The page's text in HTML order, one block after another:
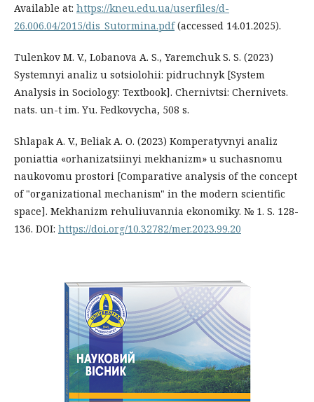
Available at: https://kneu.edu.ua/userfiles/d-
26.006.04/2015/dis_Sutormina.pdf(accessed 14.01.2025).
Tulenkov M. V., Lobanova A. S., Yaremchuk S. S. (2023)
Systemnyi analiz u sotsiolohii: pidruchnyk [System
Analysis in Sociology: Textbook]. Chernivtsi: Chernivets.
nats. un-t im. Yu. Fedkovycha, 508 s.
Shlapak A. V., Beliak A. O. (2023) Komperatyvnyi analiz
poniattia «orhanizatsiinyi mekhanizm» u suchasnomu
naukovomu prostori [Comparative analysis of the concept
of "organizational mechanism" in the modern scientific
space]. Mekhanizm rehuliuvannia ekonomiky. № 1. S. 128-
136. DOI: https://doi.org/10.32782/mer.2023.99.20